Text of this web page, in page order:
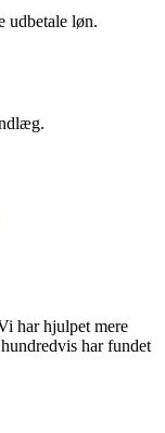
udbetale løn.
har hjulpet mere
har fundet